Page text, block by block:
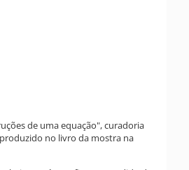
de uma equação", curadoria
no livro da mostra na